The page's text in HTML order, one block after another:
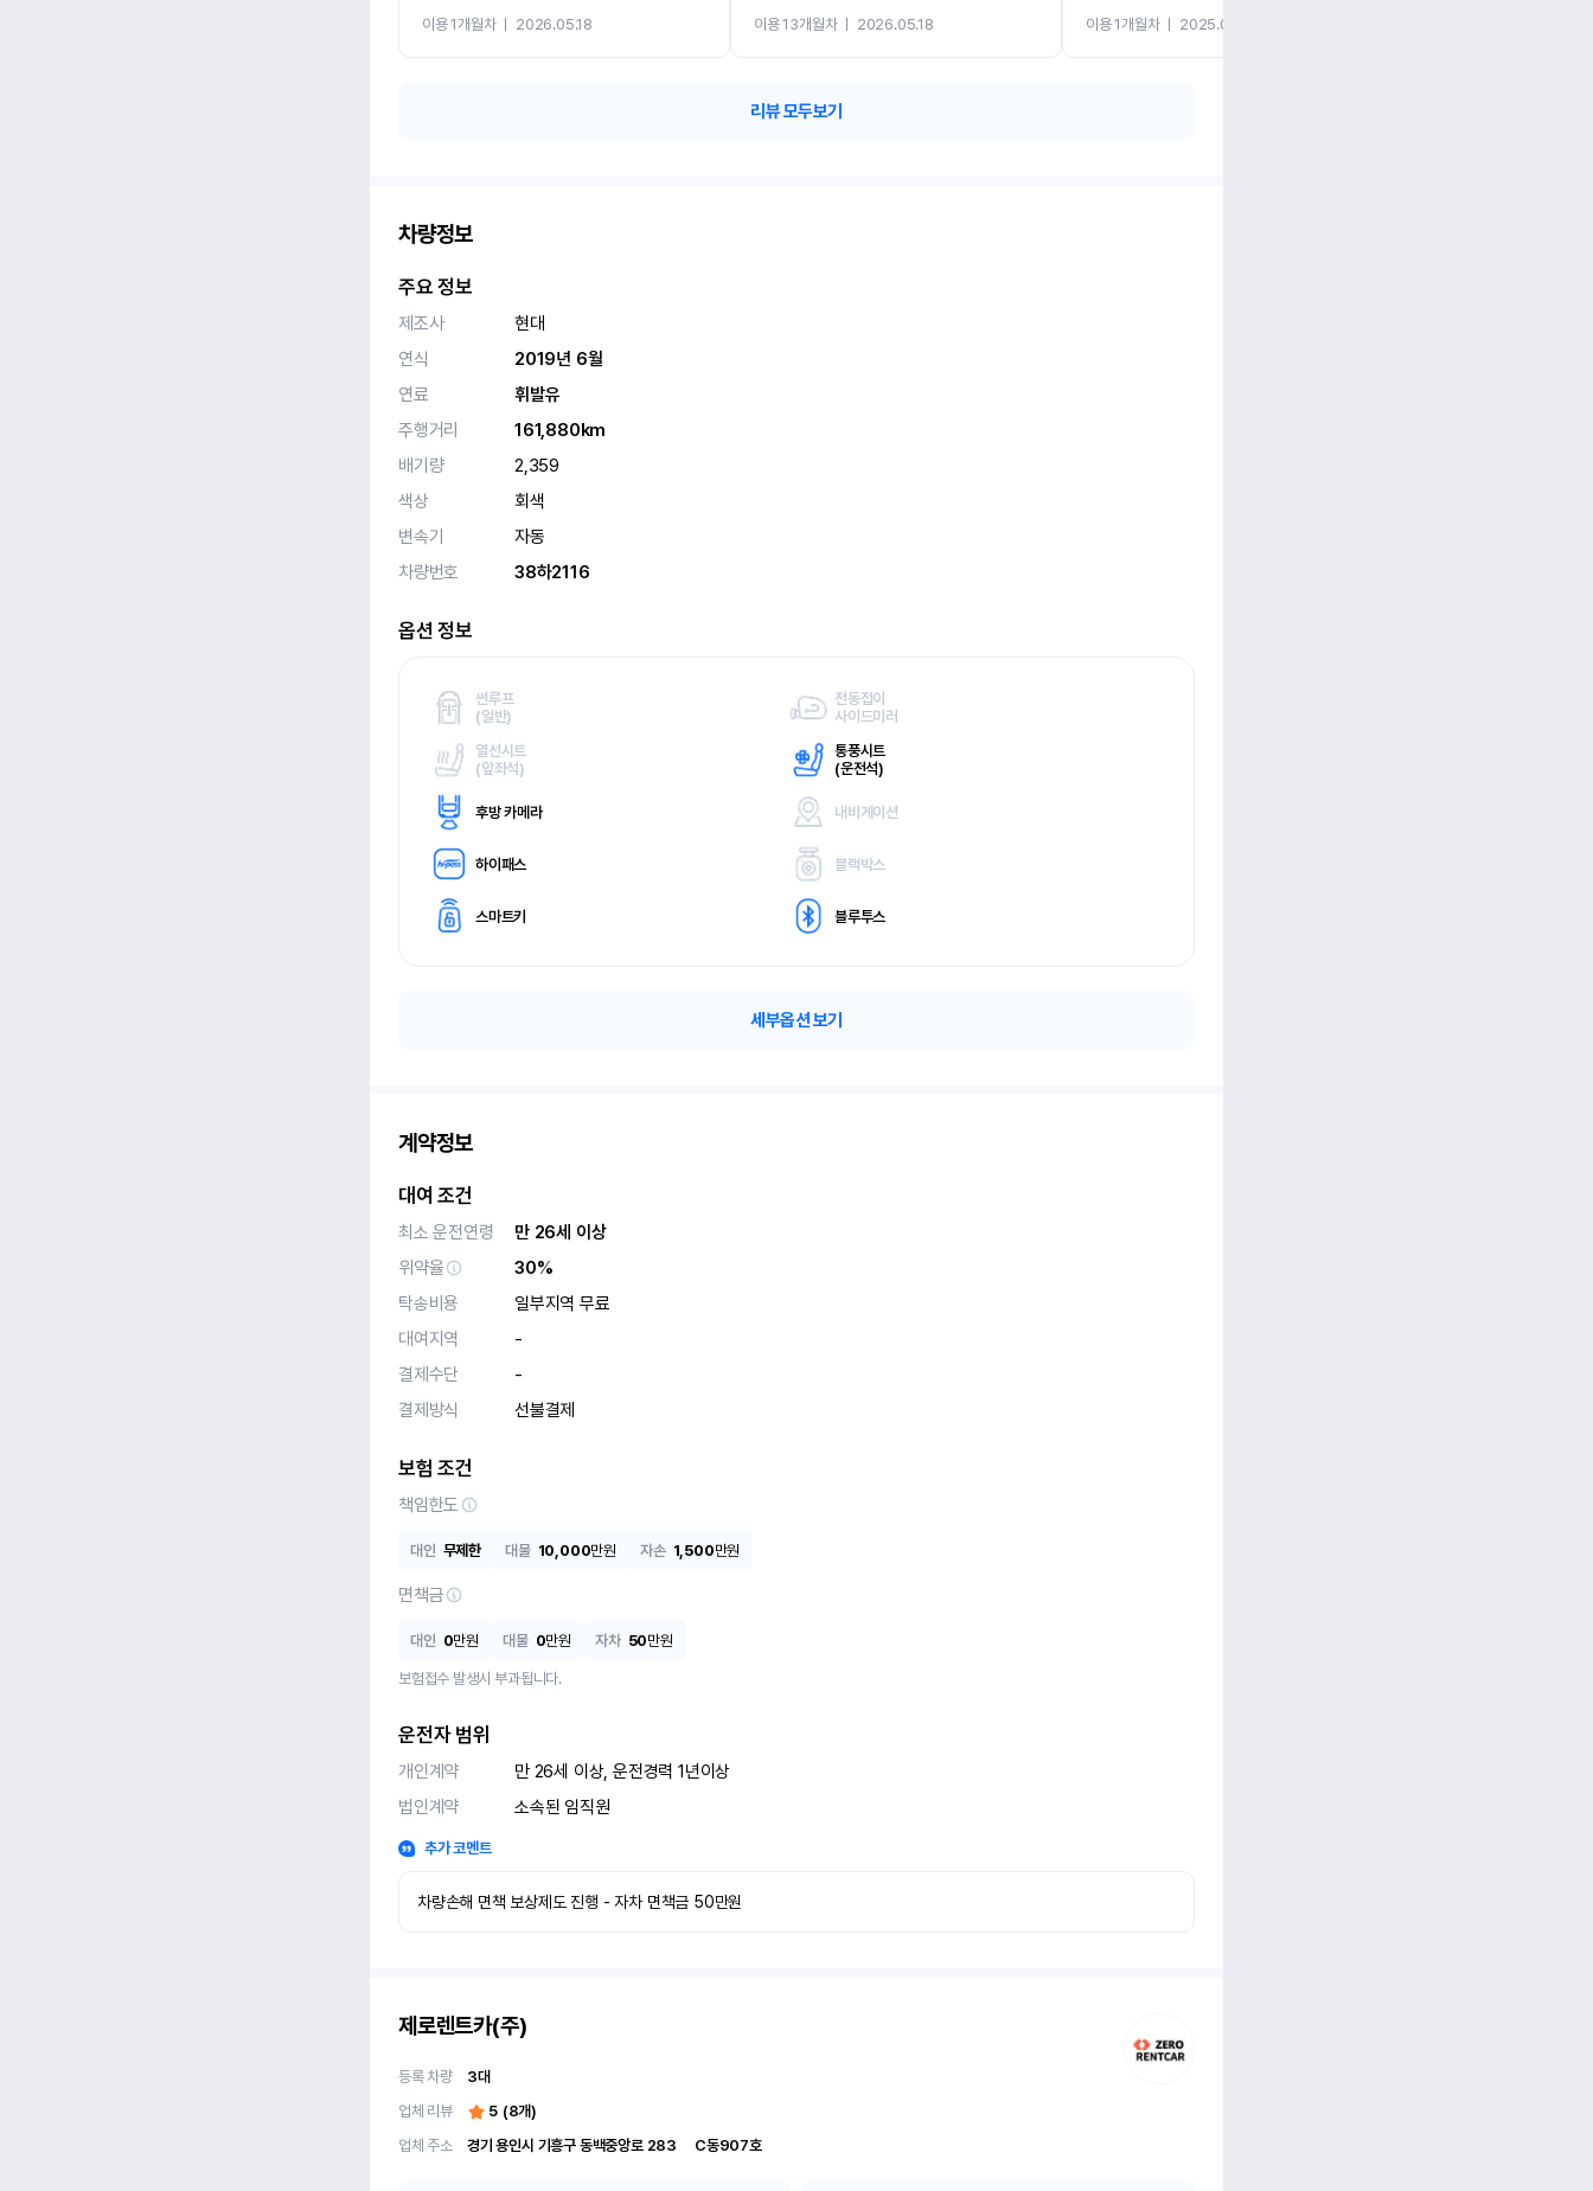
이용 1개월차ㅣ 2026.05.18 이용 13개월차ㅣ 2026.05.18 이용 1개월차ㅣ 2025.09.25
리뷰 모두보기
차량정보
주요 정보
제조사
현대
연식
2019년 6월
연료
휘발유
주행거리
161,880km
배기량
2,359
색상
회색
변속기
자동
차량번호
38하2116
옵션 정보
썬루프
(일반)
전동접이
사이드미러
열선시트
(앞좌석)
통풍시트
(운전석)
후방 카메라 내비게이션
하이패스 블랙박스
스마트키 블루투스
세부옵션 보기
계약정보
대여 조건
최소 운전연령
만 26세 이상
위약율
30%
탁송비용
일부지역 무료
대여지역
-
결제수단
-
결제방식
선불결제
보험 조건
책임한도
대인 무제한 대물 10,000만원 자손 1,500만원
면책금
대인 0만원 대물 0만원 자차 50만원
보험접수 발생시 부과됩니다.
운전자 범위
개인계약
만 26세 이상, 운전경력 1년이상
법인계약
소속된 임직원
추가 코멘트
차량손해 면책 보상제도 진행 - 자차 면책금 50만원
제로렌트카(주)
등록 차량 3대
업체 리뷰
5 (8개)
업체 주소
경기 용인시 기흥구 동백중앙로 283	C동907호